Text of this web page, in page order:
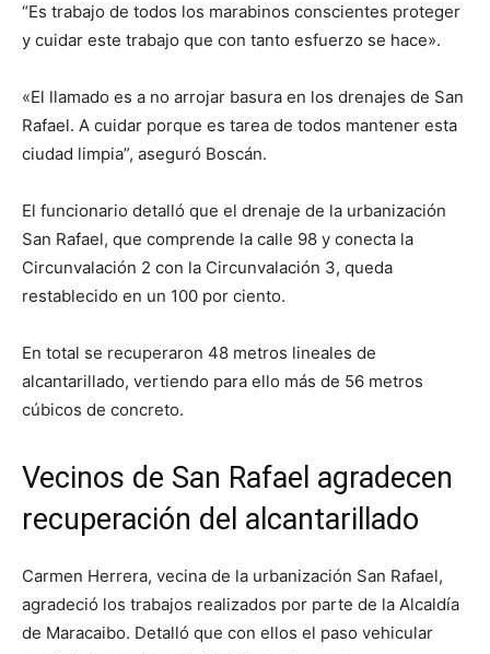
“Es trabajo de todos los marabinos conscientes proteger
y cuidar este trabajo que con tanto esfuerzo se hace».
«El llamado es a no arrojar basura en los drenajes de San
Rafael. A cuidar porque es tarea de todos mantener esta
ciudad limpia”, aseguró Boscán.
El funcionario detalló que el drenaje de la urbanización
San Rafael, que comprende la calle 98 y conecta la
Circunvalación 2 con la Circunvalación 3, queda
restablecido en un 100 por ciento.
En total se recuperaron 48 metros lineales de
alcantarillado, vertiendo para ello más de 56 metros
cúbicos de concreto.
Vecinos de San Rafael agradecen
recuperación del alcantarillado
Carmen Herrera, vecina de la urbanización San Rafael,
agradeció los trabajos realizados por parte de la Alcaldía
de Maracaibo. Detalló que con ellos el paso vehicular